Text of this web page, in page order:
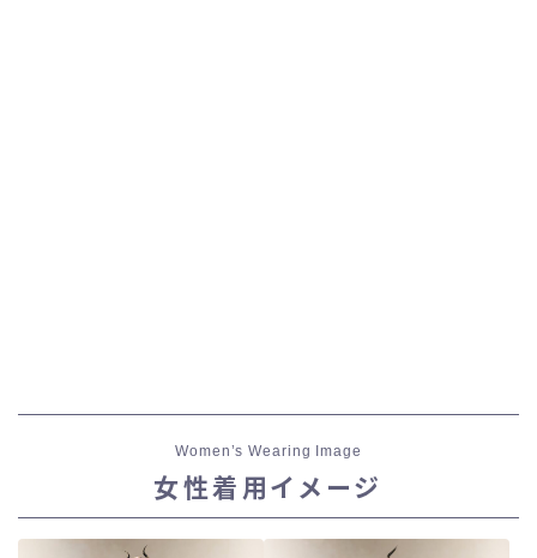
ミニスカート
Women’s Wearing Image
女性着用イメージ